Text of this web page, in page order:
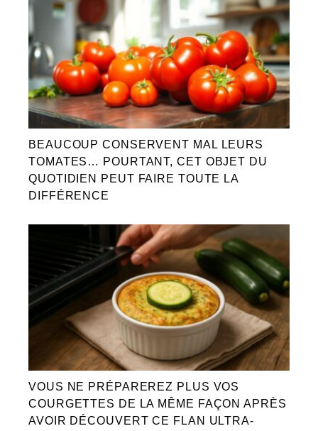
BEAUCOUP CONSERVENT MAL LEURS
TOMATES… POURTANT, CET OBJET DU
QUOTIDIEN PEUT FAIRE TOUTE LA
DIFFÉRENCE
VOUS NE PRÉPAREREZ PLUS VOS
COURGETTES DE LA MÊME FAÇON APRÈS
AVOIR DÉCOUVERT CE FLAN ULTRA-